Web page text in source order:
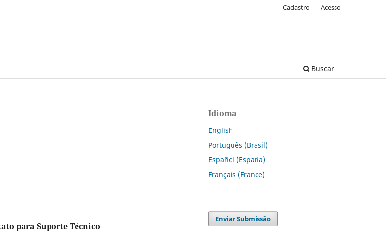
Buscar
Cadastro Acesso
para Suporte Técnico
Idioma
English
Português (Brasil)
Español (España)
Français (France)
Enviar Submissão